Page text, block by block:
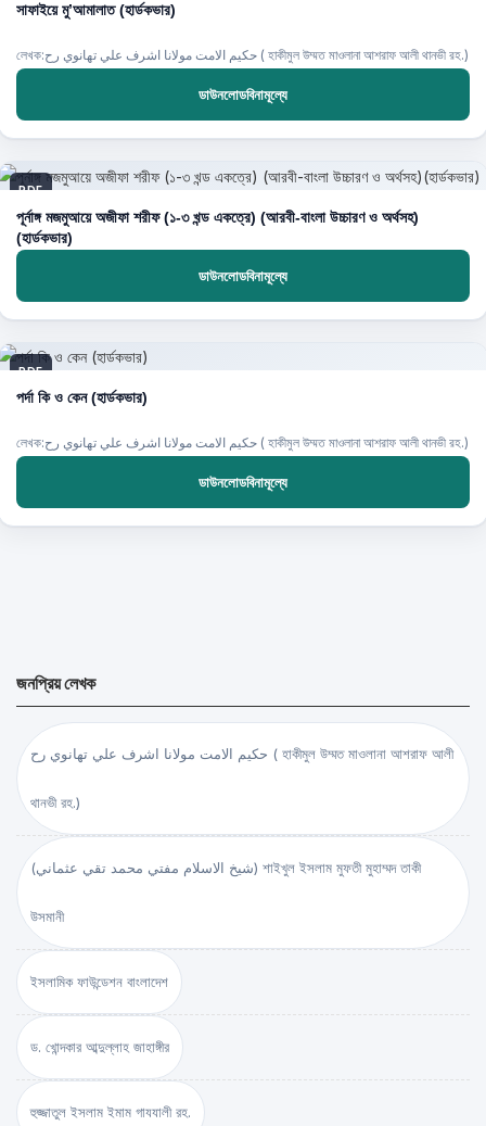
সাফাইয়ে মু’আমালাত (হার্ডকভার)
লেখক:حكيم الامت مولانا اشرف علي تهانوي رح ( হাকীমুল উম্মত মাওলানা আশরাফ আলী থানভী রহ.)
ডাউনলোডবিনামূল্যে
PDF
পূর্নাঙ্গ মজমুআয়ে অজীফা শরীফ (১-৩ খন্ড একত্রে) (আরবী-বাংলা উচ্চারণ ও অর্থসহ)
(হার্ডকভার)
ডাউনলোডবিনামূল্যে
PDF
পর্দা কি ও কেন (হার্ডকভার)
লেখক:حكيم الامت مولانا اشرف علي تهانوي رح ( হাকীমুল উম্মত মাওলানা আশরাফ আলী থানভী রহ.)
ডাউনলোডবিনামূল্যে
জনপ্রিয় লেখক
حكيم الامت مولانا اشرف علي تهانوي رح ( হাকীমুল উম্মত মাওলানা আশরাফ আলী
থানভী রহ.)
(شيخ الاسلام مفتي محمد تقي عثماني) শাইখুল ইসলাম মুফতী মুহাম্মদ তাকী
উসমানী
ইসলামিক ফাউন্ডেশন বাংলাদেশ
ড. খোন্দকার আব্দুল্লাহ জাহাঙ্গীর
হুজ্জাতুল ইসলাম ইমাম গাযযালী রহ.